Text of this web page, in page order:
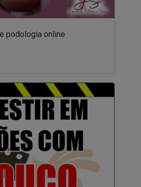
podologia online